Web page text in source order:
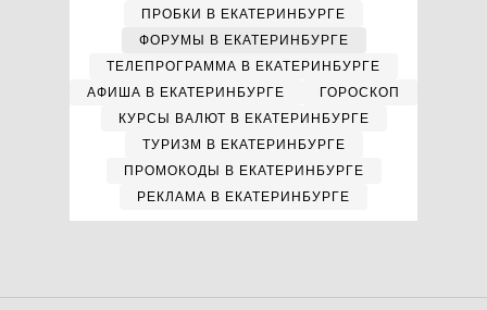
ПРОБКИ В ЕКАТЕРИНБУРГЕ
ФОРУМЫ В ЕКАТЕРИНБУРГЕ
ТЕЛЕПРОГРАММА В ЕКАТЕРИНБУРГЕ
АФИША В ЕКАТЕРИНБУРГЕ
ГОРОСКОП
КУРСЫ ВАЛЮТ В ЕКАТЕРИНБУРГЕ
ТУРИЗМ В ЕКАТЕРИНБУРГЕ
ПРОМОКОДЫ В ЕКАТЕРИНБУРГЕ
РЕКЛАМА В ЕКАТЕРИНБУРГЕ